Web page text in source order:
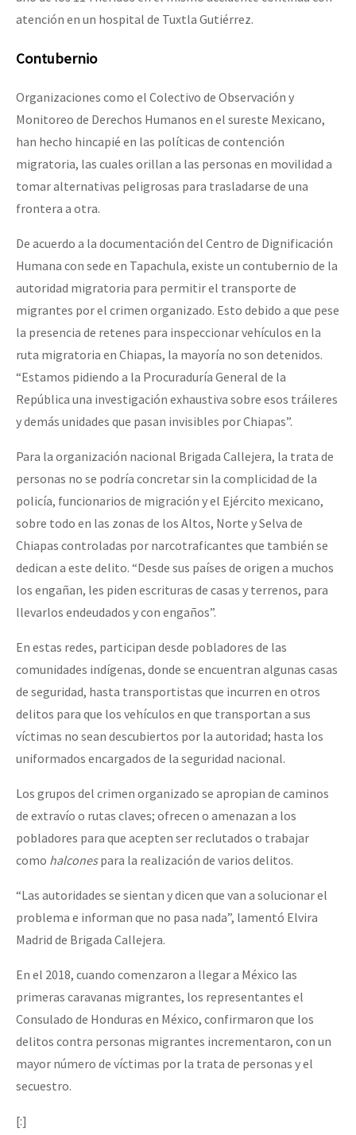
atención en un hospital de Tuxtla Gutiérrez.
Contubernio
Organizaciones como el Colectivo de Observación y
Monitoreo de Derechos Humanos en el sureste Mexicano,
han hecho hincapié en las políticas de contención
migratoria, las cuales orillan a las personas en movilidad a
tomar alternativas peligrosas para trasladarse de una
frontera a otra.
De acuerdo a la documentación del Centro de Dignificación
Humana con sede en Tapachula, existe un contubernio de la
autoridad migratoria para permitir el transporte de
migrantes por el crimen organizado. Esto debido a que pese
la presencia de retenes para inspeccionar vehículos en la
ruta migratoria en Chiapas, la mayoría no son detenidos.
“Estamos pidiendo a la Procuraduría General de la
República una investigación exhaustiva sobre esos tráileres
y demás unidades que pasan invisibles por Chiapas”.
Para la organización nacional Brigada Callejera, la trata de
personas no se podría concretar sin la complicidad de la
policía, funcionarios de migración y el Ejército mexicano,
sobre todo en las zonas de los Altos, Norte y Selva de
Chiapas controladas por narcotraficantes que también se
dedican a este delito. “Desde sus países de origen a muchos
los engañan, les piden escrituras de casas y terrenos, para
llevarlos endeudados y con engaños”.
En estas redes, participan desde pobladores de las
comunidades indígenas, donde se encuentran algunas casas
de seguridad, hasta transportistas que incurren en otros
delitos para que los vehículos en que transportan a sus
víctimas no sean descubiertos por la autoridad; hasta los
uniformados encargados de la seguridad nacional.
Los grupos del crimen organizado se apropian de caminos
de extravío o rutas claves; ofrecen o amenazan a los
pobladores para que acepten ser reclutados o trabajar
como halconespara la realización de varios delitos.
“Las autoridades se sientan y dicen que van a solucionar el
problema e informan que no pasa nada”, lamentó Elvira
Madrid de Brigada Callejera.
En el 2018, cuando comenzaron a llegar a México las
primeras caravanas migrantes, los representantes el
Consulado de Honduras en México, confirmaron que los
delitos contra personas migrantes incrementaron, con un
mayor número de víctimas por la trata de personas y el
secuestro.
[:]